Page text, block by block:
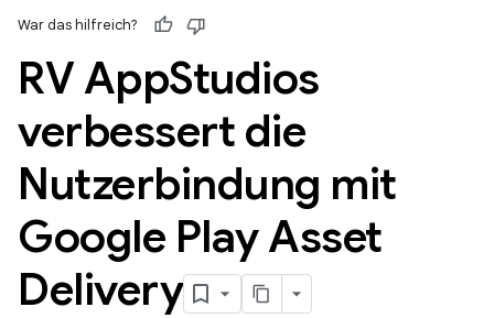
War das hilfreich?
RV AppStudios
verbessert die
Nutzerbindung mit
Google Play Asset
Delivery